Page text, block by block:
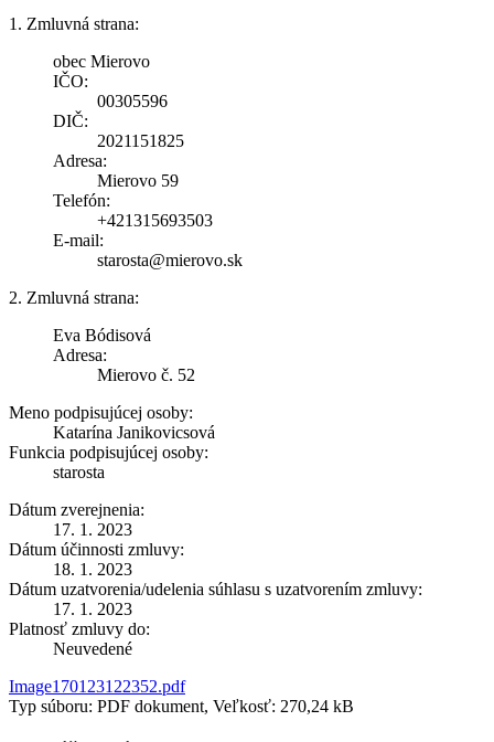
1. Zmluvná strana:
obec Mierovo
IČO:
00305596
DIČ:
2021151825
Adresa:
Mierovo 59
Telefón:
+421315693503
E-mail:
starosta@mierovo.sk
2. Zmluvná strana:
Eva Bódisová
Adresa:
Mierovo č. 52
Meno podpisujúcej osoby:
Katarína Janikovicsová
Funkcia podpisujúcej osoby:
starosta
Dátum zverejnenia:
17. 1. 2023
Dátum účinnosti zmluvy:
18. 1. 2023
Dátum uzatvorenia/udelenia súhlasu s uzatvorením zmluvy:
17. 1. 2023
Platnosť zmluvy do:
Neuvedené
Image170123122352.pdf
Typ súboru: PDF dokument, Veľkosť: 270,24 kB